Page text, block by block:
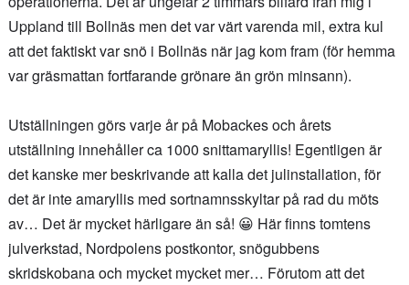
Uppland till Bollnäs men det var värt varenda mil, extra kul
att det faktiskt var snö i Bollnäs när jag kom fram (för hemma
var gräsmattan fortfarande grönare än grön minsann).
Utställningen görs varje år på Mobackes och årets
utställning innehåller ca 1000 snittamaryllis! Egentligen är
det kanske mer beskrivande att kalla det julinstallation, för
det är inte amaryllis med sortnamnsskyltar på rad du möts
av… Det är mycket härligare än så! 😀 Här finns tomtens
julverkstad, Nordpolens postkontor, snögubbens
skridskobana och mycket mycket mer… Förutom att det